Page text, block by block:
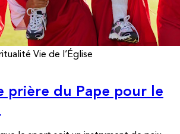
Vie de l’Église
prière du Pape pour le